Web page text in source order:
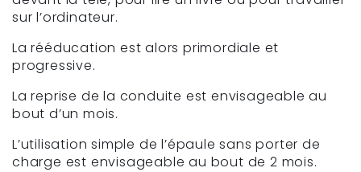
sur l’ordinateur.
La rééducation est alors primordiale et
progressive.
La reprise de la conduite est envisageable au
bout d’un mois.
L’utilisation simple de l’épaule sans porter de
charge est envisageable au bout de 2 mois.